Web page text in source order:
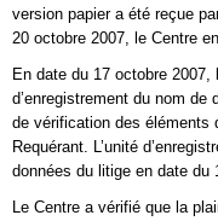
version papier a été reçue
20 octobre 2007, le Centre
En date du 17 octobre 2007,
d’enregistrement du nom
de vérification des éléments
Requérant. L’unité
données du litige en date du
Le Centre a vérifié que la